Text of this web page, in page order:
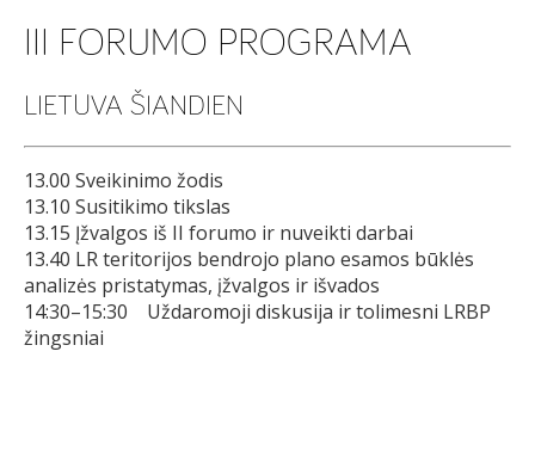
III FORUMO PROGRAMA
LIETUVA ŠIANDIEN
13.00 Sveikinimo žodis
13.10 Susitikimo tikslas
13.15 Įžvalgos iš II forumo ir nuveikti darbai
13.40 LR teritorijos bendrojo plano esamos būklės
analizės pristatymas, įžvalgos ir išvados
14:30–15:30 Uždaromoji diskusija ir tolimesni LRBP
žingsniai